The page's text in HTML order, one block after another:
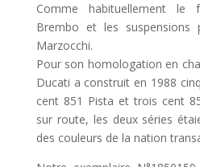
Comme habituellement
Brembo et les suspensions
Marzocchi.
Pour son homologation en
Ducati a construit en 1988
cent 851 Pista et trois cent
sur route, les deux séries
des couleurs de la nation